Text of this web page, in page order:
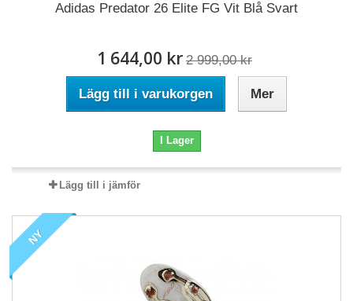
Adidas Predator 26 Elite FG Vit Blå Svart
1 644,00 kr 2 999,00 kr
Lägg till i varukorgen Mer
I Lager
Lägg till i jämför
NY